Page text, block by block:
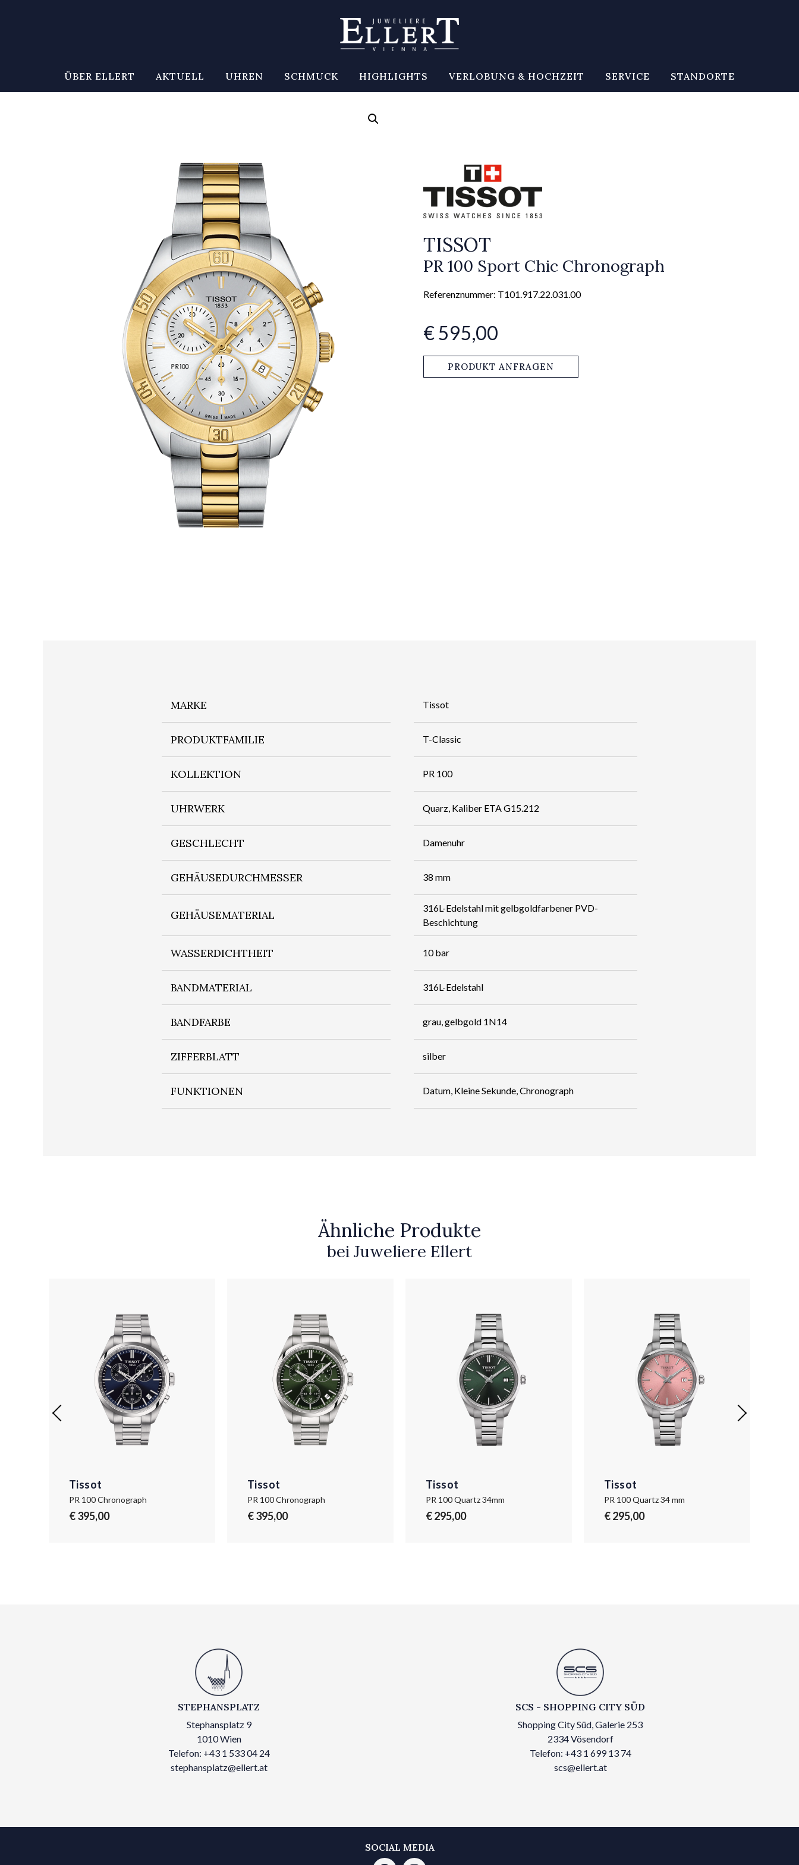
ÜBER ELLERT AKTUELL UHREN SCHMUCK HIGHLIGHTS VERLOBUNG & HOCHZEIT SERVICE STANDORTE
TISSOT
PR 100 Sport Chic Chronograph
Referenznummer: T101.917.22.031.00
€ 595,00
PRODUKT ANFRAGEN
MARKE Tissot
PRODUKTFAMILIE T-Classic
KOLLEKTION PR 100
UHRWERK Quarz, Kaliber ETA G15.212
GESCHLECHT Damenuhr
GEHÄUSEDURCHMESSER 38 mm
GEHÄUSEMATERIAL
316L-Edelstahl mit gelbgoldfarbener PVD-
Beschichtung
WASSERDICHTHEIT 10 bar
BANDMATERIAL 316L-Edelstahl
BANDFARBE grau, gelbgold 1N14
ZIFFERBLATT silber
FUNKTIONEN Datum, Kleine Sekunde, Chronograph
Ähnliche Produkte
bei Juweliere Ellert
Tissot
PR 100 Chronograph
€ 395,00
Tissot
PR 100 Chronograph
€ 395,00
Tissot
PR 100 Quartz 34mm
€ 295,00
Tissot
PR 100 Quartz 34 mm
€ 295,00
STEPHANSPLATZ
Stephansplatz 9
1010 Wien
Telefon: +43 1 533 04 24
stephansplatz@ellert.at
SCS - SHOPPING CITY SÜD
Shopping City Süd, Galerie 253
2334 Vösendorf
Telefon: +43 1 699 13 74
scs@ellert.at
SOCIAL MEDIA